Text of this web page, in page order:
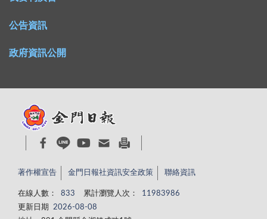
公告資訊
政府資訊公開
著作權宣告 金門日報社資訊安全政策 聯絡資訊
在線人數： 833 累計瀏覽人次：
11983986
更新日期
2026-08-08